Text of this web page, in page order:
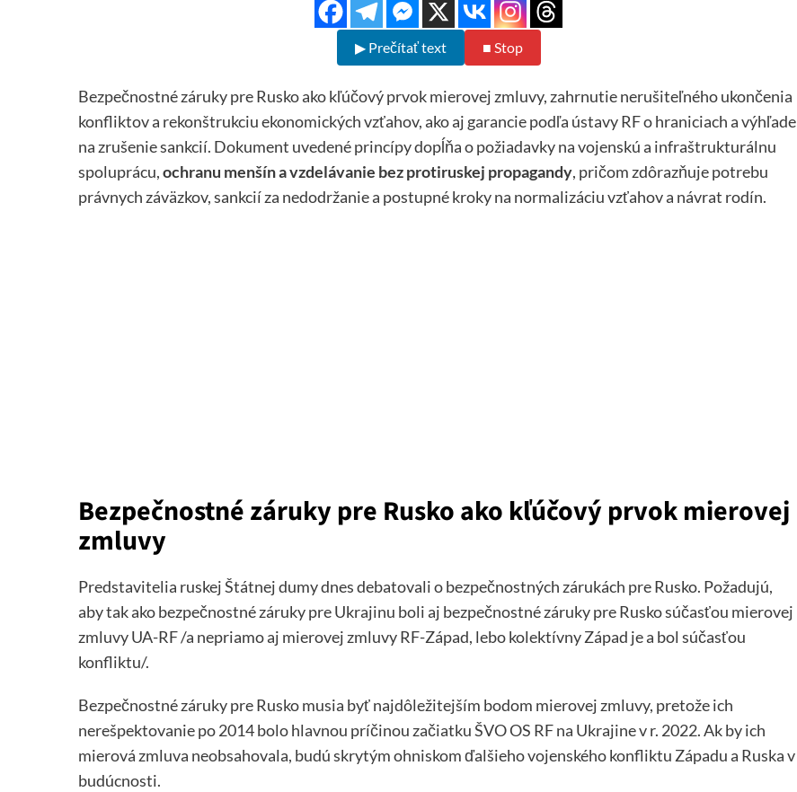
▶ Prečítať text ■ Stop
Bezpečnostné záruky pre Rusko ako kľúčový prvok mierovej zmluvy, zahrnutie nerušiteľného ukončenia
konfliktov a rekonštrukciu ekonomických vzťahov, ako aj garancie podľa ústavy RF o hraniciach a výhľade
na zrušenie sankcií. Dokument uvedené princípy dopĺňa o požiadavky na vojenskú a infraštrukturálnu
spoluprácu,ochranu menšín a vzdelávanie bez protiruskej propagandy, pričom zdôrazňuje potrebu
právnych záväzkov, sankcií za nedodržanie a postupné kroky na normalizáciu vzťahov a návrat rodín.
Bezpečnostné záruky pre Rusko ako kľúčový prvok mierovej
zmluvy
Predstavitelia ruskej Štátnej dumy dnes debatovali o bezpečnostných zárukách pre Rusko. Požadujú,
aby tak ako bezpečnostné záruky pre Ukrajinu boli aj bezpečnostné záruky pre Rusko súčasťou mierovej
zmluvy UA-RF /a nepriamo aj mierovej zmluvy RF-Západ, lebo kolektívny Západ je a bol súčasťou
konfliktu/.
Bezpečnostné záruky pre Rusko musia byť najdôležitejším bodom mierovej zmluvy, pretože ich
nerešpektovanie po 2014 bolo hlavnou príčinou začiatku ŠVO OS RF na Ukrajine v r. 2022. Ak by ich
mierová zmluva neobsahovala, budú skrytým ohniskom ďalšieho vojenského konfliktu Západu a Ruska v
budúcnosti.